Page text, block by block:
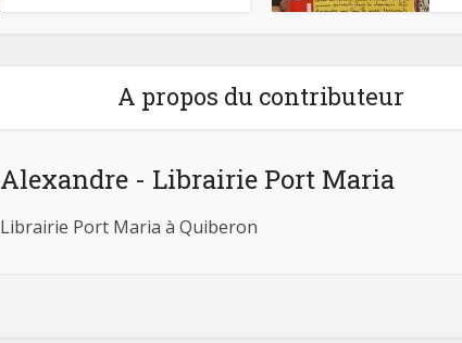
A propos du contributeur
Alexandre - Librairie Port Maria
Librairie Port Maria à Quiberon